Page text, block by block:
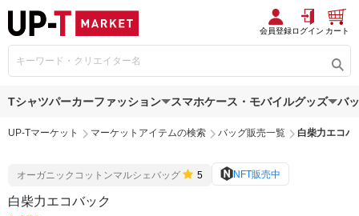
会員登録ログイン カート
Tシャツパーカーファッション スマホケース・モバイルグッズ バ
UP-Tマーケット マーケットアイテムの検索 バッグ販売一覧 白柴力エコバ
オーガニックコットンマルシェバッグ 5 NFT販売中
白柴力エコバック